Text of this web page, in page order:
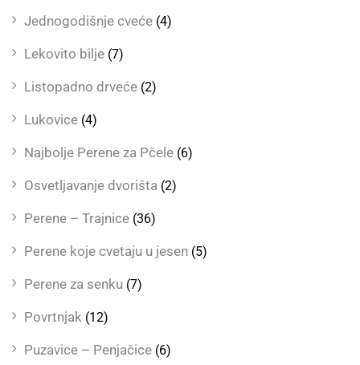
Jednogodišnje cveće (4)
Lekovito bilje (7)
Listopadno drveće (2)
Lukovice (4)
Najbolje Perene za Pčele (6)
Osvetljavanje dvorišta (2)
Perene – Trajnice (36)
Perene koje cvetaju u jesen (5)
Perene za senku (7)
Povrtnjak (12)
Puzavice – Penjačice (6)